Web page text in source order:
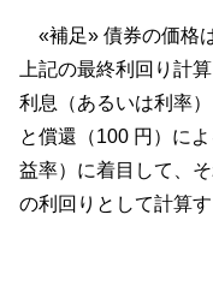
最終利回り
（％）
＝
（
«補足» 債券の価格
上記の最終利回り計
利息（あるいは利率
と償還（100 円）に
益率）に着目して、
の利回りとして計算